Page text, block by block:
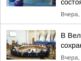
Вчера,
В
Вчера,